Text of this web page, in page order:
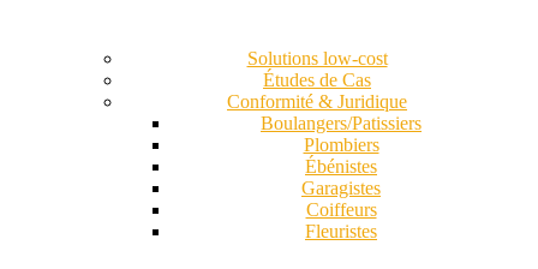
Solutions low-cost
Études de Cas
Conformité & Juridique
Boulangers/Patissiers
Plombiers
Ébénistes
Garagistes
Coiffeurs
Fleuristes